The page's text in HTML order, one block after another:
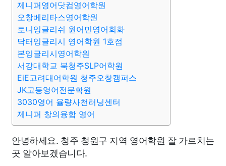
제니퍼영어닷컴영어학원
오창베리타스영어학원
토니잉글리쉬 원어민영어회화
닥터잉글리시 영어학원 1호점
본잉글리시영어학원
서강대학교 북청주SLP어학원
EiE고려대어학원 청주오창캠퍼스
JK고등영어전문학원
3030영어 율량사천러닝센터
제니퍼 창의융합 영어
안녕하세요. 청주 청원구 지역 영어학원 잘 가르치는
곳 알아보겠습니다.